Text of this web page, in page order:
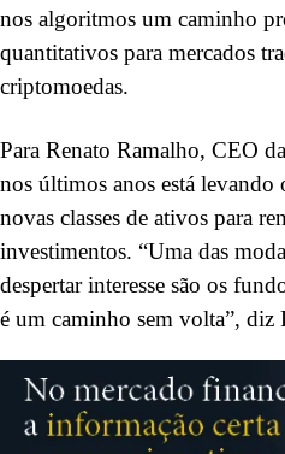
nos algoritmos um caminho
quantitativos para mercados
criptomoedas.
Para Renato Ramalho, CEO
nos últimos anos está levando
novas classes de ativos para
investimentos. “Uma das
despertar interesse são os
é um caminho sem volta”, diz